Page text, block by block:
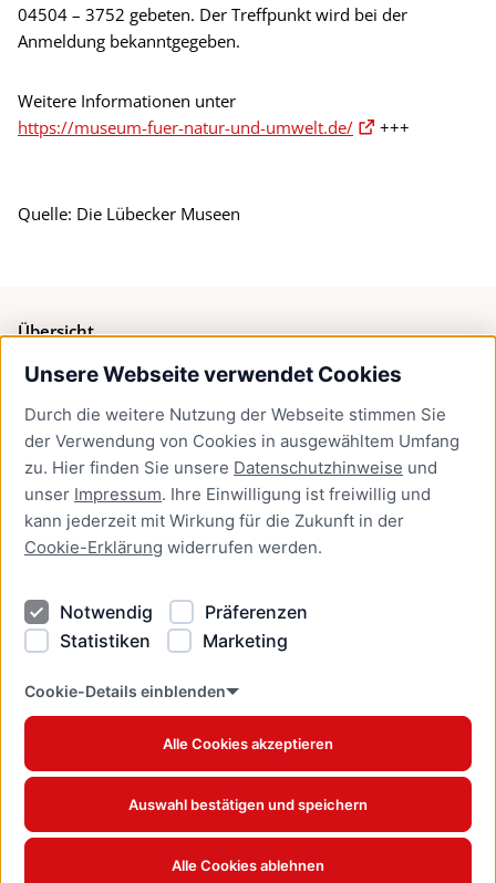
Unsere Webseite verwendet Cookies
Durch die weitere Nutzung der Webseite stimmen Sie
der Verwendung von Cookies in ausgewähltem Umfang
zu. Hier finden Sie unsere Datenschutzhinweise und
unser Impressum. Ihre Einwilligung ist freiwillig und
kann jederzeit mit Wirkung für die Zukunft in der
Cookie-Erklärung widerrufen werden.
Notwendig
Präferenzen
Statistiken
Marketing
Cookie-Details einblenden
Alle Cookies akzeptieren
Auswahl bestätigen und speichern
Alle Cookies ablehnen
04504 – 3752 gebeten. Der Treffpunkt wird bei der
Anmeldung bekanntgegeben.
Weitere Informationen unter
https://museum-fuer-natur-und-umwelt.de/
+++
Quelle: Die Lübecker Museen
Übersicht
Bürgerservice
Presse
Newsletter Lübeck:kompakt
Kontakt
Kontakt
Datenschutzhinweise
Barrierefreiheit
Cookie Erklärung
www.luebeck.de